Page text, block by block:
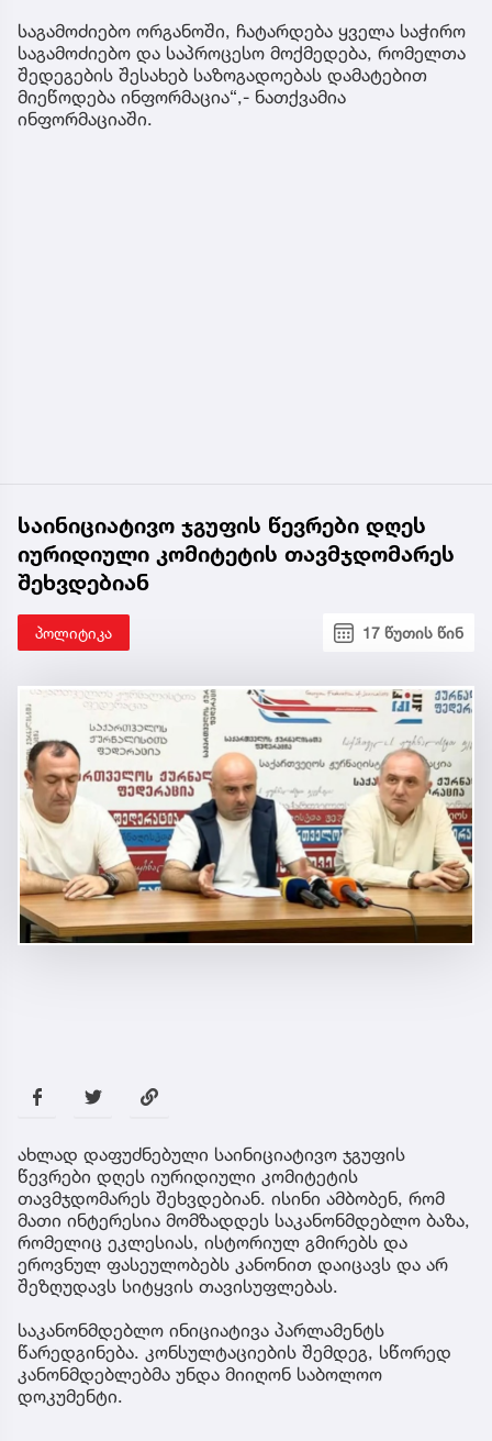
საგამოძიებო ორგანოში, ჩატარდება ყველა საჭირო
საგამოძიებო და საპროცესო მოქმედება, რომელთა
შედეგების შესახებ საზოგადოებას დამატებით
მიეწოდება ინფორმაცია“,- ნათქვამია
ინფორმაციაში.
საინიციატივო ჯგუფის წევრები დღეს
იურიდიული კომიტეტის თავმჯდომარეს
შეხვდებიან
პოლიტიკა 17 წუთის წინ
ახლად დაფუძნებული საინიციატივო ჯგუფის
წევრები დღეს იურიდიული კომიტეტის
თავმჯდომარეს შეხვდებიან. ისინი ამბობენ, რომ
მათი ინტერესია მომზადდეს საკანონმდებლო ბაზა,
რომელიც ეკლესიას, ისტორიულ გმირებს და
ეროვნულ ფასეულობებს კანონით დაიცავს და არ
შეზღუდავს სიტყვის თავისუფლებას.
საკანონმდებლო ინიციატივა პარლამენტს
წარედგინება. კონსულტაციების შემდეგ, სწორედ
კანონმდებლებმა უნდა მიიღონ საბოლოო
დოკუმენტი.